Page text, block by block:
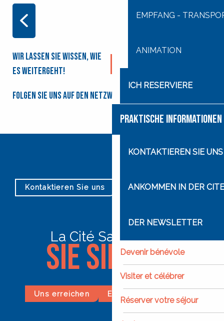
EMPFANG -
ANIMATION
ICH RESERVIERE
PRAKTISCHE INFORMATIONEN
KONTAKTIEREN SIE UNS
ANKOMMEN IN DER
DER NEWSLETTER
Devenir bénévole
Visiter et célébrer
Réserver votre séjour
Wir lassen Sie wissen, wie
es weitergeht!
Folgen Sie uns auf den Netzwerken
Kontaktieren Sie uns Unser Stundenplan
La Cité Saint-Pierre
Sie sind es!
Uns erreichen Eine Spende machen